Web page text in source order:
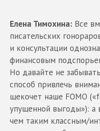
Елена Тимохина: Все
писательских
и консультации
финансовым
Но давайте не
способ привлечь
щекочет наше FOMO
упущенной выгоды»): а
чем таким классным/